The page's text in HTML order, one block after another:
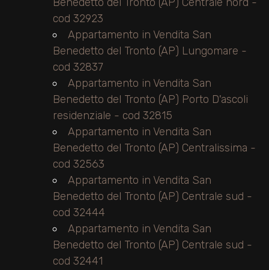
cod 32923
Appartamento in Vendita San
Benedetto del Tronto (AP) Lungomare -
cod 32837
Appartamento in Vendita San
Benedetto del Tronto (AP) Porto D'ascoli
residenziale - cod 32815
Appartamento in Vendita San
Benedetto del Tronto (AP) Centralissima -
cod 32563
Appartamento in Vendita San
Benedetto del Tronto (AP) Centrale sud -
cod 32444
Appartamento in Vendita San
Benedetto del Tronto (AP) Centrale sud -
cod 32441